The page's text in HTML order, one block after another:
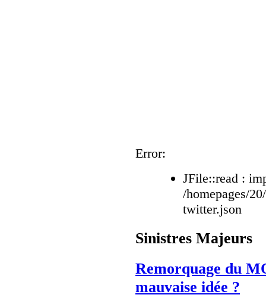
Error:
JFile::read :
/homepages/
twitter.json
Sinistres Majeurs
Remorquage du
mauvaise idée ?